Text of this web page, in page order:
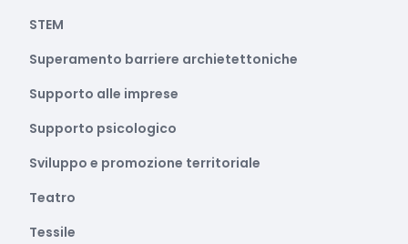
STEM
Superamento barriere archietettoniche
Supporto alle imprese
Supporto psicologico
Sviluppo e promozione territoriale
Teatro
Tessile